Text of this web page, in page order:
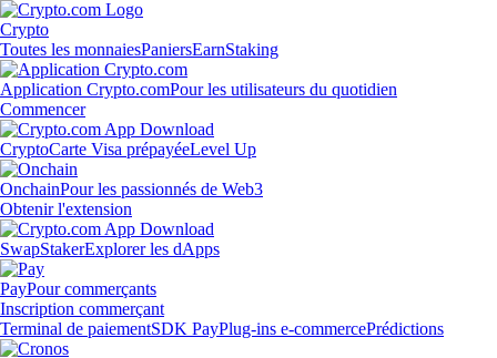
Crypto
Toutes les monnaiesPaniersEarnStaking
Application Crypto.comPour les utilisateurs du quotidien
Commencer
CryptoCarte Visa prépayéeLevel Up
OnchainPour les passionnés de Web3
Obtenir l'extension
SwapStakerExplorer les dApps
PayPour commerçants
Inscription commerçant
Terminal de paiementSDK PayPlug-ins e-commercePrédictions